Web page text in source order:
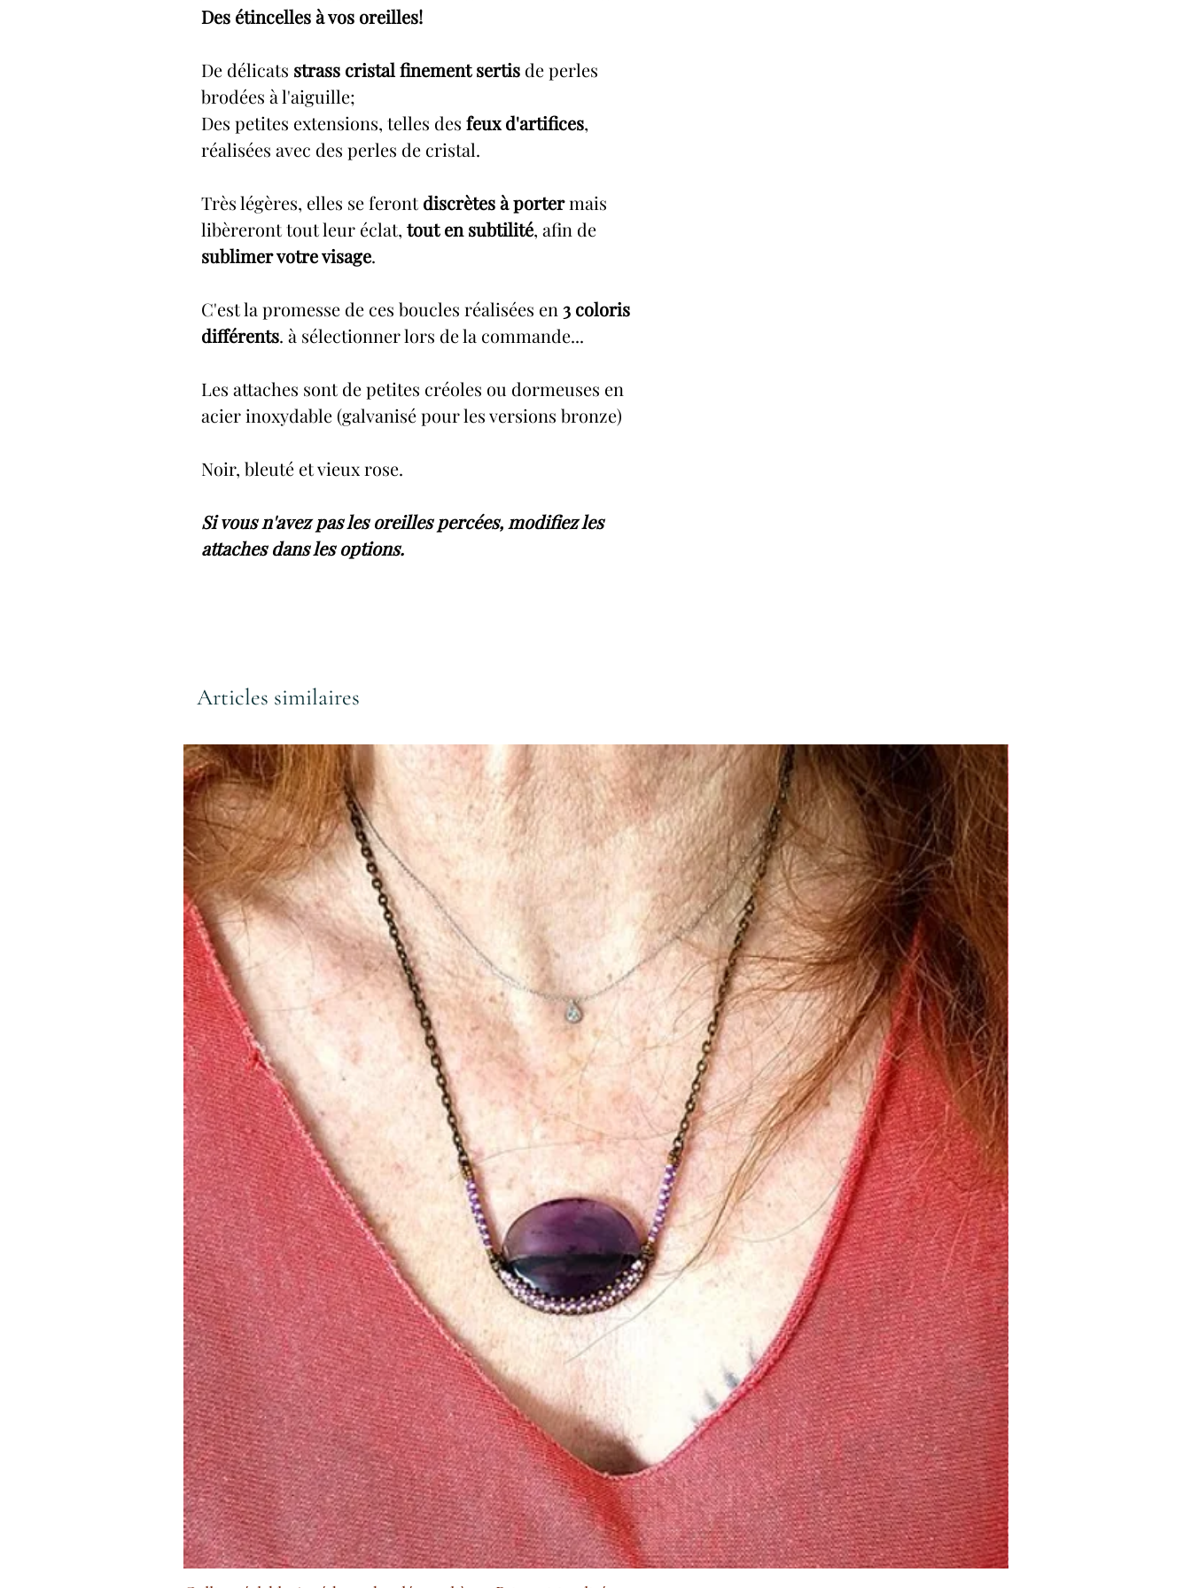
Des étincelles à vos oreilles!
De délicats strass cristal finement sertis de perles
brodées à l'aiguille;
Des petites extensions, telles des feux d'artifices,
réalisées avec des perles de cristal.
Très légères, elles se ferontdiscrètes à portermais
libèreront tout leur éclat, tout en subtilité, afin de
sublimer votre visage.
C'est la promesse de ces boucles réalisées en 3 coloris
différents. à sélectionner lors de la commande...
Les attaches sont de petites créoles ou dormeuses en
acier inoxydable (galvanisé pour les versions bronze)
Noir, bleuté et vieux rose.
Si vous n'avez pas les oreilles percées, modifiez les
attaches dans les options.
Articles similaires